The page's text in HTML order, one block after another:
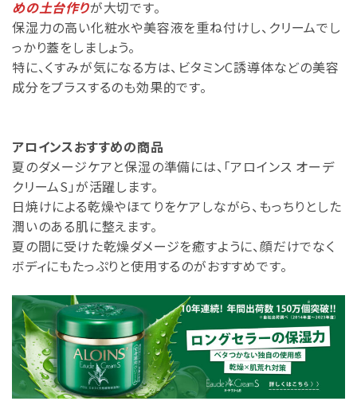
めの土台作りが大切です。
保湿力の高い化粧水や美容液を重ね付けし、クリームでし
っかり蓋をしましょう。
特に、くすみが気になる方は、ビタミンC誘導体などの美容
成分をプラスするのも効果的です。
アロインスおすすめの商品
夏のダメージケアと保湿の準備には、「アロインス オーデ
クリームS」が活躍します。
日焼けによる乾燥やほてりをケアしながら、もっちりとした
潤いのある肌に整えます。
夏の間に受けた乾燥ダメージを癒すように、顔だけでなく
ボディにもたっぷりと使用するのがおすすめです。